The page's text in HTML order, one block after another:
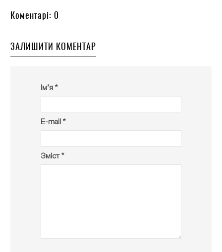
Коментарі: 0
ЗАЛИШИТИ КОМЕНТАР
Ім’я *
E-mail *
Зміст *